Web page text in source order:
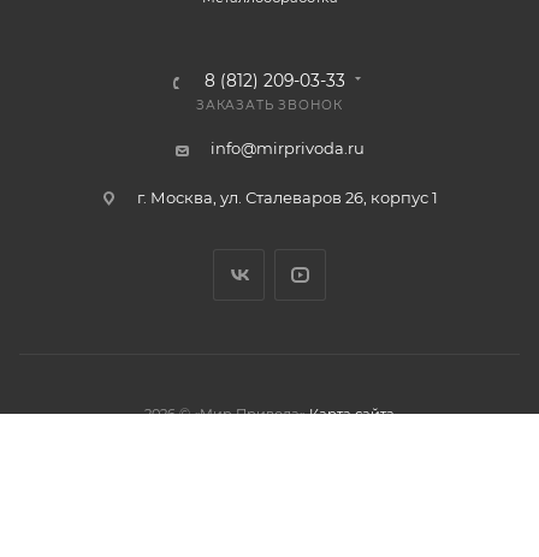
8 (812) 209-03-33
ЗАКАЗАТЬ ЗВОНОК
info@mirprivoda.ru
г. Москва, ул. Сталеваров 26, корпус 1
2026 © «Мир Привода» Карта сайта